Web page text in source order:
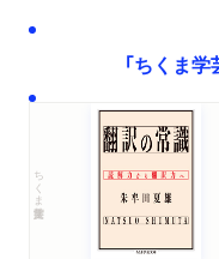
「ちくま
ちくま学芸文庫